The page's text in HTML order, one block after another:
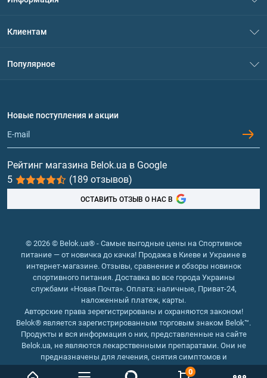
0
Политика конфиденциальности
Обмен и возврат
Клиентам
Популярное
Протеин
Гейнеры
Витамины и минералы
Рыбий жир, жирные кислоты
Новые поступления и акции
Рейтинг магазина Belok.ua в Google
5
(189 отзывов)
ОСТАВИТЬ ОТЗЫВ О НАС В
© 2026 © Belok.ua® - Самые выгодные цены на Спортивное
питание — от новичка до качка! Продажа в Киеве и Украине в
интернет-магазине. Отзывы, сравнение и обзоры новинок
спортивного питания. Доставка во все города Украины
службами «Новая Почта». Оплата: наличные, Приват-24,
наложенный платеж, карты.
Авторские права зерегистрированы и охраняются законом!
Belok® является зарегистрированным торговым знаком Belok™.
Продукты и вся информация о них, представленные на сайте
Belok.ua, не являются лекарственными препаратами. Они не
предназначены для лечения, снятия симптомов и
предотвращения болезней.